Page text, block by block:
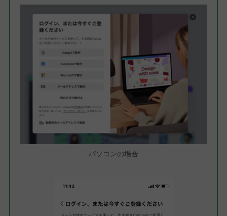
パソコンの場合